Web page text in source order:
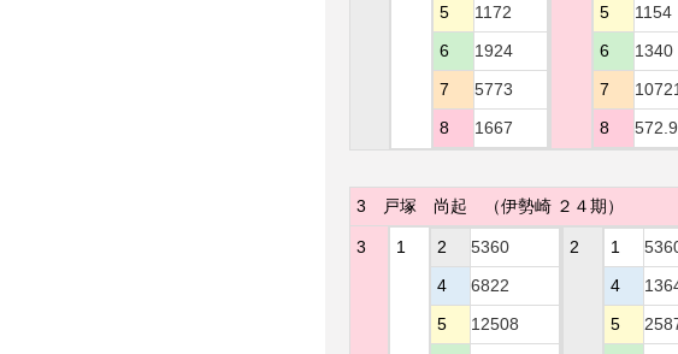
5
1172
6
1924
7
5773
8
1667
5
1154
6
1340
7
10721
8
572.9
3 戸塚 尚起 （伊勢崎 ２４期）
3 1 2
5360
4
6822
5
12508
2 1
4
5